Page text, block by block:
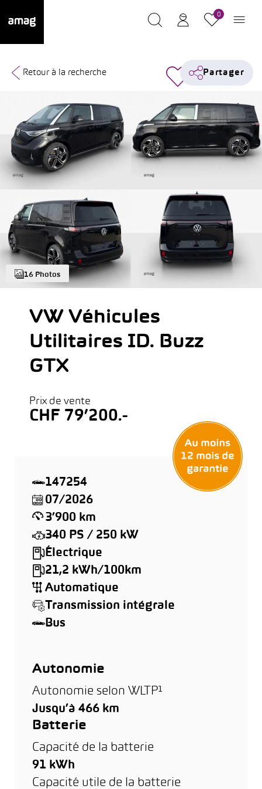
0
16 Photos
Retour à la recherche Partager
VW Véhicules
Utilitaires ID. Buzz
GTX
Prix de vente
CHF 79’200.-
147254
07/2026
3’900 km
340 PS / 250 kW
Électrique
21,2 kWh/100km
Automatique
Transmission intégrale
Bus
Autonomie
Autonomie selon WLTP¹
Jusqu’à 466 km
Batterie
Capacité de la batterie
91 kWh
Capacité utile de la batterie